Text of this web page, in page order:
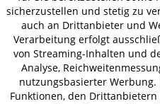
sicherzustellen und stetig zu
auch an Drittanbieter und
Verarbeitung erfolgt
von Streaming-Inhalten und
Analyse,
nutzungsbasierter
Funktionen, den